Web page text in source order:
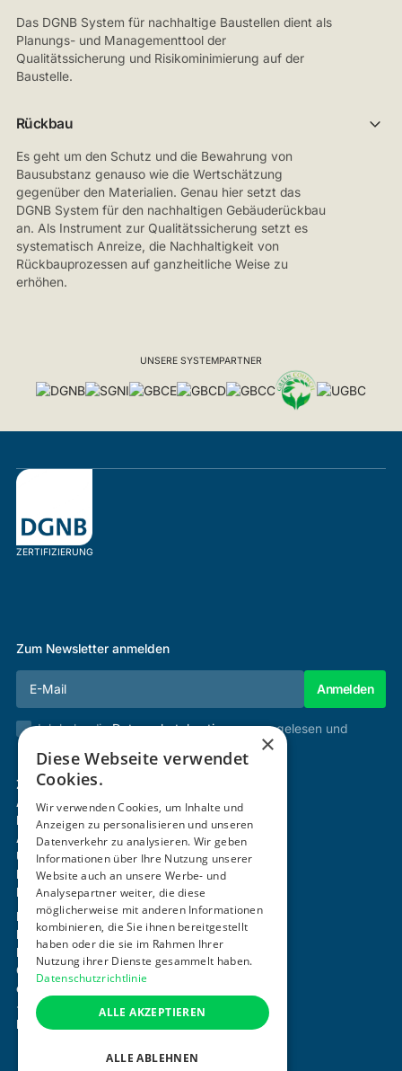
Das DGNB System für nachhaltige Baustellen dient als
Planungs- und Managementtool der
Qualitätssicherung und Risikominimierung auf der
Baustelle.
Rückbau
Es geht um den Schutz und die Bewahrung von
Bausubstanz genauso wie die Wertschätzung
gegenüber den Materialien. Genau hier setzt das
DGNB System für den nachhaltigen Gebäuderückbau
an. Als Instrument zur Qualitätssicherung setzt es
systematisch Anreize, die Nachhaltigkeit von
Rückbauprozessen auf ganzheitliche Weise zu
erhöhen.
UNSERE SYSTEMPARTNER
ZERTIFIZIERUNG
Zum Newsletter anmelden
Ich habe dieDatenschutzbestimmungengelesen und
Zertifizierung & Verifikation
Akademie
Mitgliedschaft
Aktivitäten
Über uns
Login
Kontakt
Impressum
Datenschutz
Barrierefreiheitserklärung
Cookie-Einstellungen anpassen
office@ogni.at
+43 664 15 63 507
Mayerhofgasse 1 / 22, 1040 Wien
×
Diese Webseite verwendet
Cookies.
Wir verwenden Cookies, um Inhalte und
Anzeigen zu personalisieren und unseren
Datenverkehr zu analysieren. Wir geben
Informationen über Ihre Nutzung unserer
Website auch an unsere Werbe- und
Analysepartner weiter, die diese
möglicherweise mit anderen Informationen
kombinieren, die Sie ihnen bereitgestellt
haben oder die sie im Rahmen Ihrer
Nutzung ihrer Dienste gesammelt haben.
Datenschutzrichtlinie
ALLE AKZEPTIEREN
ALLE ABLEHNEN